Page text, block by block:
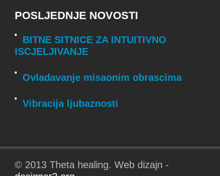
POSLJEDNJE NOVOSTI
BITNE SITNICE ZA INTUITIVNO
ISCJELJIVANJE
Ovladavanje misaonim obrascima
Vibracija ljubaznosti
© 2013 Theta healing. Web dizajn -